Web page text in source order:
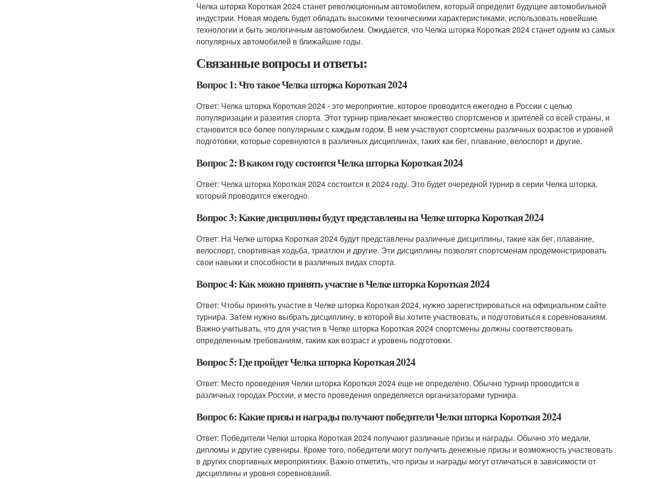
Челка шторка Короткая 2024 станет революционным автомобилем, который определит будущее автомобильной
индустрии. Новая модель будет обладать высокими техническими характеристиками, использовать новейшие
технологии и быть экологичным автомобилем. Ожидается, что Челка шторка Короткая 2024 станет одним из самых
популярных автомобилей в ближайшие годы.
Связанные вопросы и ответы:
Вопрос 1: Что такое Челка шторка Короткая 2024
Ответ: Челка шторка Короткая 2024 - это мероприятие, которое проводится ежегодно в России с целью
популяризации и развития спорта. Этот турнир привлекает множество спортсменов и зрителей со всей страны, и
становится все более популярным с каждым годом. В нем участвуют спортсмены различных возрастов и уровней
подготовки, которые соревнуются в различных дисциплинах, таких как бег, плавание, велоспорт и другие.
Вопрос 2: В каком году состоится Челка шторка Короткая 2024
Ответ: Челка шторка Короткая 2024 состоится в 2024 году. Это будет очередной турнир в серии Челка шторка,
который проводится ежегодно.
Вопрос 3: Какие дисциплины будут представлены на Челке шторка Короткая 2024
Ответ: На Челке шторка Короткая 2024 будут представлены различные дисциплины, такие как бег, плавание,
велоспорт, спортивная ходьба, триатлон и другие. Эти дисциплины позволят спортсменам продемонстрировать
свои навыки и способности в различных видах спорта.
Вопрос 4: Как можно принять участие в Челке шторка Короткая 2024
Ответ: Чтобы принять участие в Челке шторка Короткая 2024, нужно зарегистрироваться на официальном сайте
турнира. Затем нужно выбрать дисциплину, в которой вы хотите участвовать, и подготовиться к соревнованиям.
Важно учитывать, что для участия в Челке шторка Короткая 2024 спортсмены должны соответствовать
определенным требованиям, таким как возраст и уровень подготовки.
Вопрос 5: Где пройдет Челка шторка Короткая 2024
Ответ: Место проведения Челки шторка Короткая 2024 еще не определено. Обычно турнир проводится в
различных городах России, и место проведения определяется организаторами турнира.
Вопрос 6: Какие призы и награды получают победители Челки шторка Короткая 2024
Ответ: Победители Челки шторка Короткая 2024 получают различные призы и награды. Обычно это медали,
дипломы и другие сувениры. Кроме того, победители могут получить денежные призы и возможность участвовать
в других спортивных мероприятиях. Важно отметить, что призы и награды могут отличаться в зависимости от
дисциплины и уровня соревнований.